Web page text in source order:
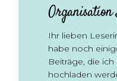
Ihr lieben
habe noch
Beiträge, die
hochladen